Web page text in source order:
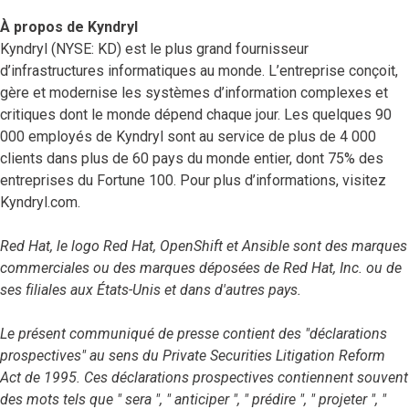
À propos de Kyndryl
Kyndryl (NYSE: KD) est le plus grand fournisseur
d’infrastructures informatiques au monde. L’entreprise conçoit,
gère et modernise les systèmes d’information complexes et
critiques dont le monde dépend chaque jour. Les quelques 90
000 employés de Kyndryl sont au service de plus de 4 000
clients dans plus de 60 pays du monde entier, dont 75% des
entreprises du Fortune 100. Pour plus d’informations, visitez
Kyndryl.com.
Red Hat, le logo Red Hat, OpenShift et Ansible sont des marques
commerciales ou des marques déposées de Red Hat, Inc. ou de
ses filiales aux États-Unis et dans d'autres pays.
Le présent communiqué de presse contient des "déclarations
prospectives" au sens du Private Securities Litigation Reform
Act de 1995. Ces déclarations prospectives contiennent souvent
des mots tels que " sera ", " anticiper ", " prédire ", " projeter ", "